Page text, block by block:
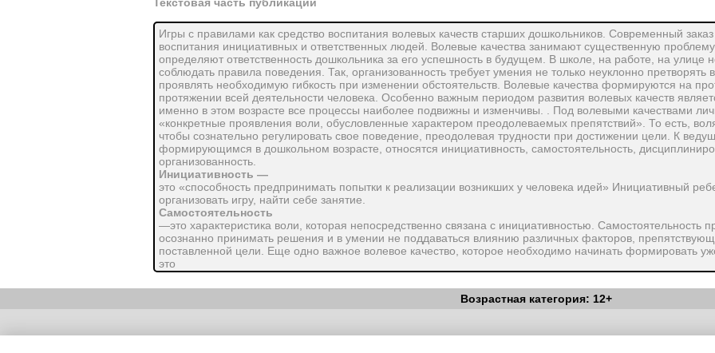
Игры с правилами как средство воспитания волевых качеств старших дошкольников. Современный
воспитания инициативных и ответственных людей. Волевые качества занимают существенную проблему
определяют ответственность дошкольника за его успешность в будущем. В школе, на работе, на улице
соблюдать правила поведения. Так, организованность требует умения не только неуклонно претворять
проявлять необходимую гибкость при изменении обстоятельств. Волевые качества формируются на
протяжении всей деятельности человека. Особенно важным периодом развития волевых качеств
именно в этом возрасте все процессы наиболее подвижны и изменчивы. . Под волевыми качествами
«конкретные проявления воли, обусловленные характером преодолеваемых препятствий». То есть,
чтобы сознательно регулировать свое поведение, преодолевая трудности при достижении цели. К
формирующимся в дошкольном возрасте, относятся инициативность, самостоятельность,
организованность.
Инициативность —
это «способность предпринимать попытки к реализации возникших у человека идей» Инициативный
организовать игру, найти себе занятие.
Самостоятельность
—это характеристика воли, которая непосредственно связана с инициативностью. Самостоятельность
осознанно принимать решения и в умении не поддаваться влиянию различных факторов,
поставленной цели. Еще одно важное волевое качество, которое необходимо начинать формировать
это
дисциплинированность.
Под дисциплинированностью понимают «важную черту характера человека, которая выражается в
подчинении своих действий установленным правилам и требованиям долга» Дисциплинированность —
Возрастная категория: 12+
Copyright (c) |Вестник Педагога|Об издании|Условия|Политика